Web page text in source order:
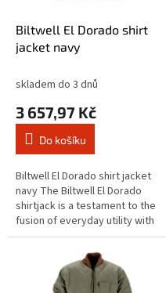
Biltwell El Dorado shirt
jacket navy
skladem do 3 dnů
3 657,97 Kč
Do košíku
Biltwell El Dorado shirt jacket
navy The Biltwell El Dorado
shirtjack is a testament to the
fusion of everyday utility with
comfort and style. Designed for